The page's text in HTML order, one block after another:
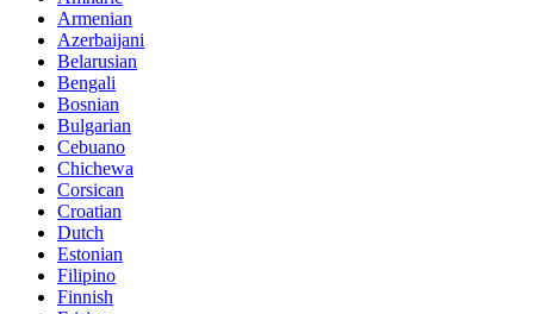
Armenian
Azerbaijani
Belarusian
Bengali
Bosnian
Bulgarian
Cebuano
Chichewa
Corsican
Croatian
Dutch
Estonian
Filipino
Finnish